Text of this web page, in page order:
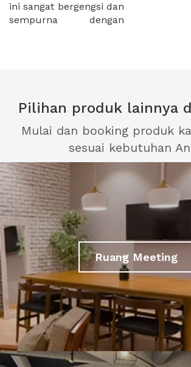
ini sangat bergengsi dan
sempurna dengan
Pilihan produk lainnya
Mulai dan booking produk
sesuai kebutuhan
Ruang Meeting